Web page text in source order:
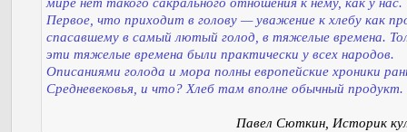
мире нет такого сакрального отношения к нему, как у нас.
Первое, что приходит в голову — уважение к хлебу как
спасавшему в самый лютый голод, в тяжелые времена.
эти тяжелые времена были практически у всех народов.
Описаниями голода и мора полны европейские хроники
Средневековья, и что? Хлеб там вполне обычный продукт.
Павел Сюткин, Историк